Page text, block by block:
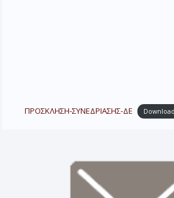
ΠΡΟΣΚΛΗΣΗ-ΣΥΝΕΔΡΙΑΣΗΣ-ΔΕ Download